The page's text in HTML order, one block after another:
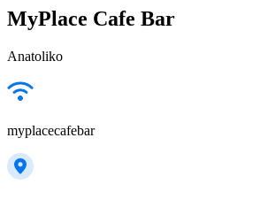
MyPlace Cafe Bar
Anatoliko
myplacecafebar